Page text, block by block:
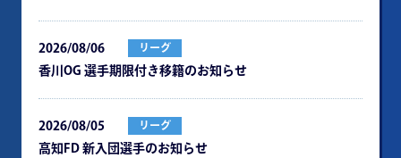
2026/08/06 リーグ
⾹川OG 選⼿期限付き移籍のお知らせ
2026/08/05 リーグ
⾼知FD 新⼊団選⼿のお知らせ